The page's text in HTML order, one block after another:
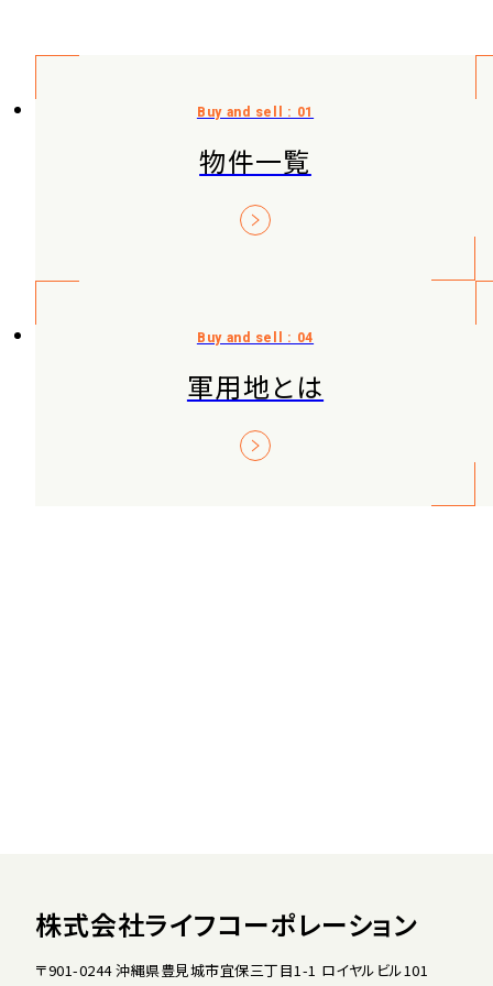
物件一覧
軍用地とは
株式会社ライフコーポレーション
〒901-0244 沖縄県豊見城市宜保三丁目1-1 ロイヤルビル101